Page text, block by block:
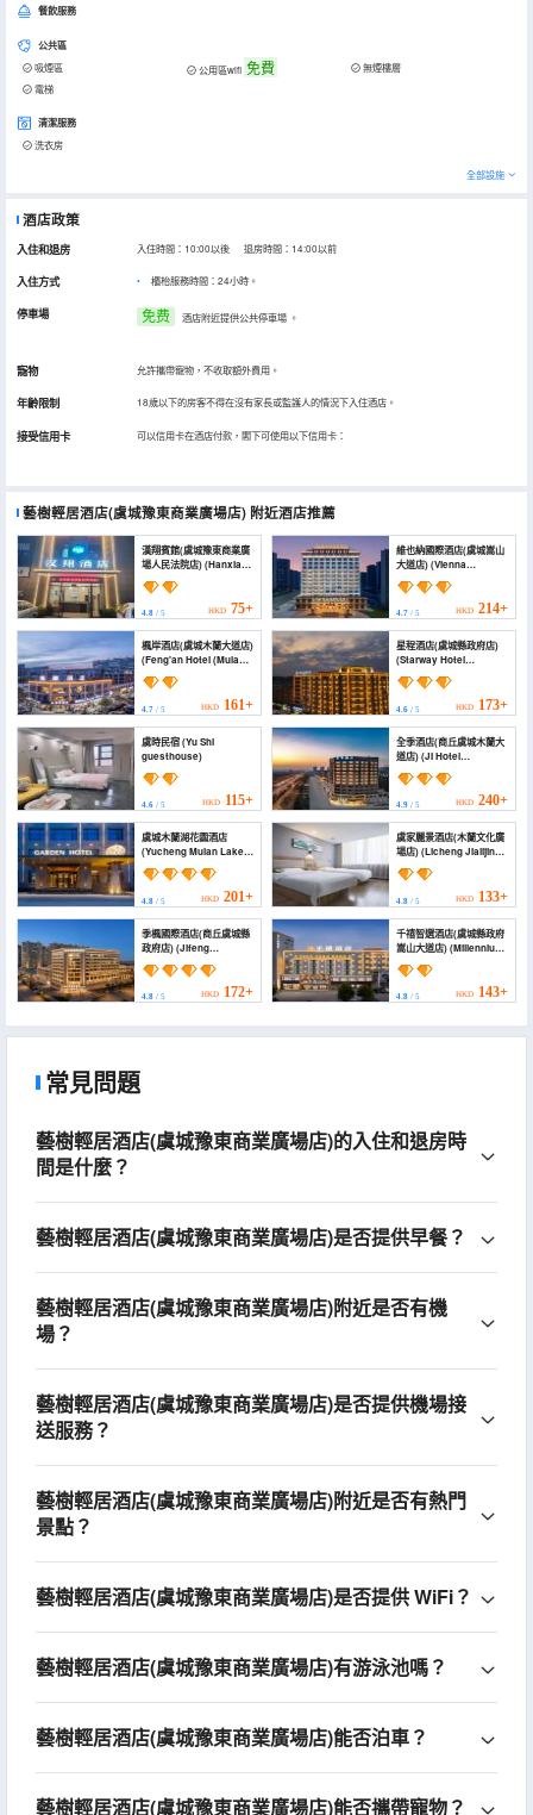
餐飲服務
公共區
吸煙區 公用區wifi 免費
無煙樓層
電梯
清潔服務
洗衣房
全部設施
酒店政策
入住和退房 入住時間：10:00以後 退房時間：14:00以前
入住方式 櫃枱服務時間：24小時。
停車場 免费 酒店附近提供公共停車場 。
寵物 允許攜帶寵物，不收取額外費用。
年齡限制 18歲以下的房客不得在沒有家長或監護人的情況下入住酒店。
接受信用卡 可以信用卡在酒店付款，閣下可使用以下信用卡：
藝樹輕居酒店(虞城豫東商業廣場店) 附近酒店推薦
漢翔賓館(虞城豫東商業廣
場人民法院店) (Hanxiang
Hotel (Yucheng Yudong
Commercial Plaza
People's Court))
4.8 / 5 HKD 75+
維也納國際酒店(虞城嵩山
大道店) (Vienna
International Hotel
(Yucheng Yushan
Avenue))
4.7/ 5 HKD 214+
楓岸酒店(虞城木蘭大道店)
(Feng'an Hotel (Mulan
Avenue, Yucheng))
4.7 / 5 HKD 161+
星程酒店(虞城縣政府店)
(Starway Hotel
(Yucheng County
Government))
4.6/ 5 HKD 173+
虞時民宿 (Yu Shi
guesthouse)
4.6 / 5 HKD 115+
全季酒店(商丘虞城木蘭大
道店) (JI Hotel
(Shangqiu Yucheng
Mulan Avenue))
4.9/ 5 HKD 240+
虞城木蘭湖花園酒店
(Yucheng Mulan Lake
Garden Hotel (Yucheng
County Government
4.8 / 5 HKD 201+
虞家麗景酒店(木蘭文化廣
場店) (Licheng Jialijing
Hotel)
4.8/ 5 HKD 133+
季楓國際酒店(商丘虞城縣
政府店) (Jifeng
International Hotel
(Shangqiu Yucheng
County Government))
4.8 / 5 HKD 172+
千禧智選酒店(虞城縣政府
嵩山大道店) (Millennium
Smart Choice Hotel
(Yucheng Songshan
Avenue Branch))
4.8/ 5 HKD 143+
常見問題
藝樹輕居酒店(虞城豫東商業廣場店)的入住和退房時
間是什麼？
藝樹輕居酒店(虞城豫東商業廣場店)是否提供早餐？
藝樹輕居酒店(虞城豫東商業廣場店)附近是否有機
場？
藝樹輕居酒店(虞城豫東商業廣場店)是否提供機場接
送服務？
藝樹輕居酒店(虞城豫東商業廣場店)附近是否有熱門
景點？
藝樹輕居酒店(虞城豫東商業廣場店)是否提供 WiFi？
藝樹輕居酒店(虞城豫東商業廣場店)有游泳池嗎？
藝樹輕居酒店(虞城豫東商業廣場店)能否泊車？
藝樹輕居酒店(虞城豫東商業廣場店)能否攜帶寵物？